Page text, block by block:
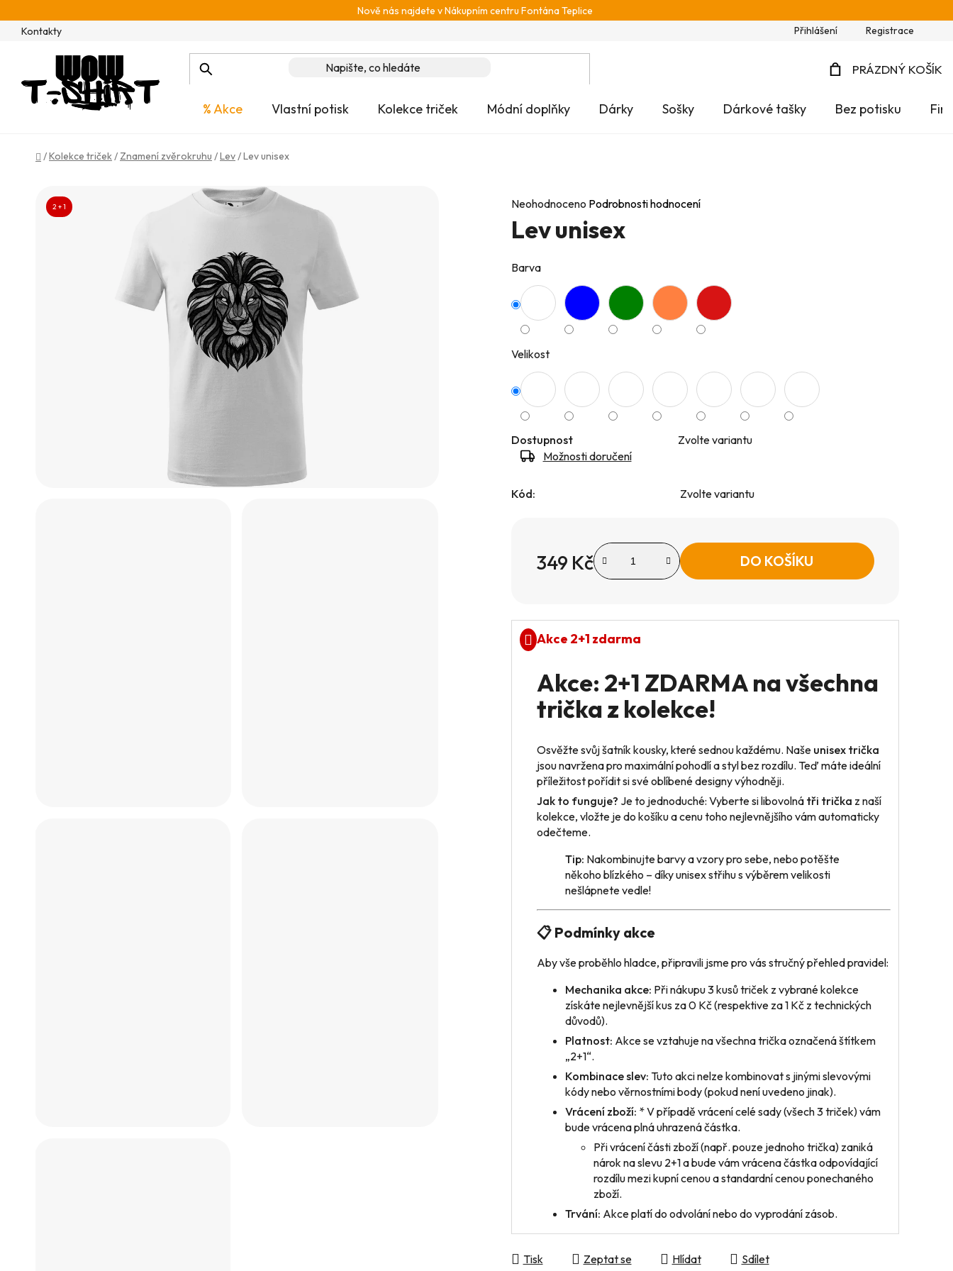
na
obsah
Nově nás najdete v Nákupním centru Fontána Teplice
Kontakty
Přihlášení Registrace
PRÁZDNÝ KOŠÍK
% Akce Vlastní potisk Kolekce triček Módní doplňky Dárky Sošky Dárkové tašky Bez potisku
Domů
/Kolekce triček/ Znamení zvěrokruhu /Lev/Lev unisex
Průměrné
hodnocení
produktu
z
hvězdiček.
Neohodnoceno Podrobnosti hodnocení
Lev unisex
Barva
Velikost
Dostupnost
Zvolte variantu
Možnosti doručení
Kód: Zvolte variantu
349 Kč DO KOŠÍKU
Akce 2+1 zdarma
Akce: 2+1 ZDARMA na všechna
trička z kolekce!
Osvěžte svůj šatník kousky, které sednou každému. Naše unisex trička
jsou navržena pro maximální pohodlí a styl bez rozdílu. Teď máte ideální
příležitost pořídit si své oblíbené designy výhodněji.
Jak to funguje? Je to jednoduché: Vyberte si libovolná tři trička z naší
kolekce, vložte je do košíku a cenu toho nejlevnějšího vám automaticky
odečteme.
Tip: Nakombinujte barvy a vzory pro sebe, nebo potěšte
někoho blízkého – díky unisex střihu s výběrem velikosti
nešlápnete vedle!
📋 Podmínky akce
Aby vše proběhlo hladce, připravili jsme pro vás stručný přehled pravidel:
Mechanika akce: Při nákupu 3 kusů triček z vybrané kolekce
získáte nejlevnější kus za 0 Kč (respektive za 1 Kč z technických
důvodů).
Platnost: Akce se vztahuje na všechna trička označená štítkem
„2+1“.
Kombinace slev: Tuto akci nelze kombinovat s jinými slevovými
kódy nebo věrnostními body (pokud není uvedeno jinak).
Vrácení zboží: * V případě vrácenícelé sady(všech 3 triček) vám
bude vrácena plná uhrazená částka.
Při vráceníčásti zboží(např. pouze jednoho trička) zaniká
nárok na slevu 2+1 a bude vám vrácena částka odpovídající
rozdílu mezi kupní cenou a standardní cenou ponechaného
zboží.
Trvání: Akce platí do odvolání nebo do vyprodání zásob.
Tisk Zeptat se Hlídat Sdílet
2 + 1